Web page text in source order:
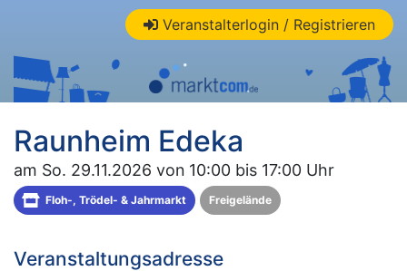
Veranstalterlogin / Registrieren
Raunheim Edeka
am So. 29.11.2026 von 10:00 bis 17:00 Uhr
Floh-, Trödel- & Jahrmarkt Freigelände
Veranstaltungsadresse